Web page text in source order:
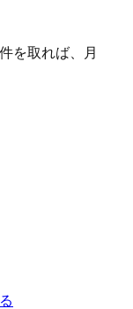
件を取れば、月